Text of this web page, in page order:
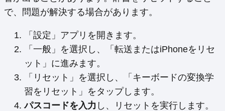
で、問題が解決する場合があります。
「設定」アプリを開きます。
「一般」を選択し、「転送またはiPhoneをリセ
ット」に進みます。
「リセット」を選択し、「キーボードの変換学
習をリセット」をタップします。
パスコードを入力 し、リセットを実行します。